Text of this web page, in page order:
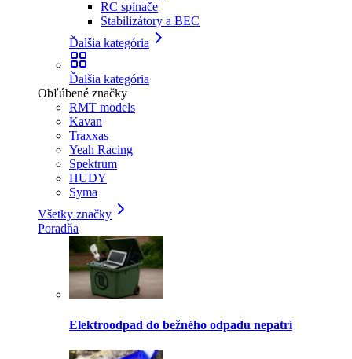
RC spínače
Stabilizátory a BEC
Ďalšia kategória
Ďalšia kategória
Obľúbené značky
RMT models
Kavan
Traxxas
Yeah Racing
Spektrum
HUDY
Syma
Všetky značky
Poradňa
Elektroodpad do bežného odpadu nepatrí